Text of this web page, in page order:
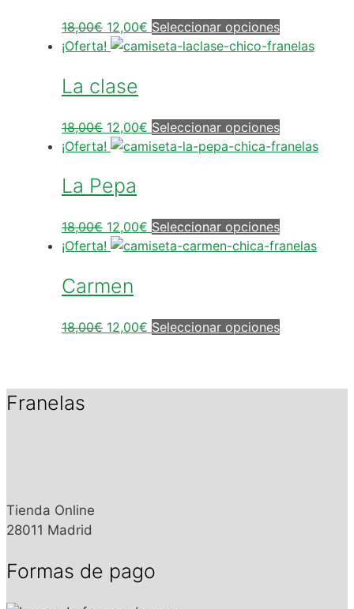
18,00€ 12,00€ Seleccionar opciones
¡Oferta!
La clase
18,00€ 12,00€ Seleccionar opciones
¡Oferta!
La Pepa
18,00€ 12,00€ Seleccionar opciones
¡Oferta!
Carmen
18,00€ 12,00€ Seleccionar opciones
Franelas
Tienda Online
28011 Madrid
Formas de pago